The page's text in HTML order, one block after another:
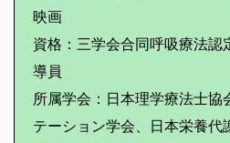
映画
資格：三学会合同呼吸療法認
導員
所属学会：日本理学療法士協
テーション学会、日本栄養代